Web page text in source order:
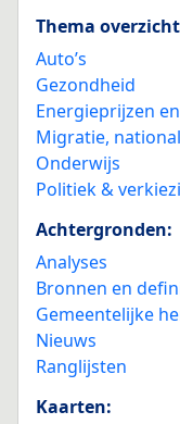
Thema
Auto’s
Gezondheid
Energieprijzen
Migratie,
Onderwijs
Politiek &
Achtergronden:
Analyses
Bronnen en
Gemeentelijke
Nieuws
Ranglijsten
Kaarten: